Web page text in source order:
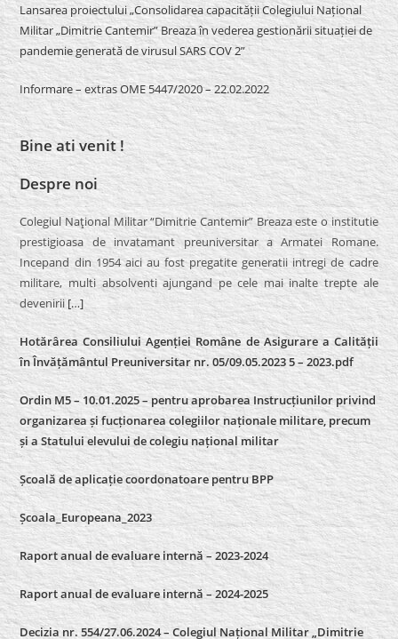
Lansarea proiectului „Consolidarea capacității Colegiului Național
Militar „Dimitrie Cantemir” Breaza în vederea gestionării situației de
pandemie generată de virusul SARS COV 2”
Informare – extras OME 5447/2020 – 22.02.2022
Bine ati venit !
Despre noi
Colegiul Naţional Militar “Dimitrie Cantemir” Breaza este o institutie
prestigioasa de invatamant preuniversitar a Armatei Romane.
Incepand din 1954 aici au fost pregatite generatii intregi de cadre
militare, multi absolventi ajungand pe cele mai inalte trepte ale
devenirii […]
Hotărârea Consiliului Agenției Române de Asigurare a Calității
în Învățământul Preuniversitar nr. 05/09.05.2023 5 – 2023.pdf
Ordin M5 – 10.01.2025 – pentru aprobarea Instrucțiunilor privind
organizarea și fucționarea colegiilor naționale militare, precum
și a Statului elevului de colegiu național militar
Școală de aplicație coordonatoare pentru BPP
Școala_Europeana_2023
Raport anual de evaluare internă – 2023-2024
Raport anual de evaluare internă –2024-2025
Decizia nr. 554/27.06.2024 – Colegiul Național Militar „Dimitrie